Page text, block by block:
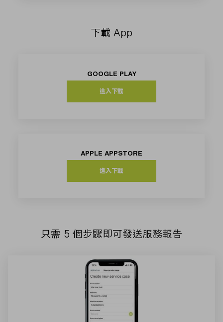
下載 App
GOOGLE PLAY
進入下載
APPLE APPSTORE
進入下載
只需 5 個步驟即可發送服務報告